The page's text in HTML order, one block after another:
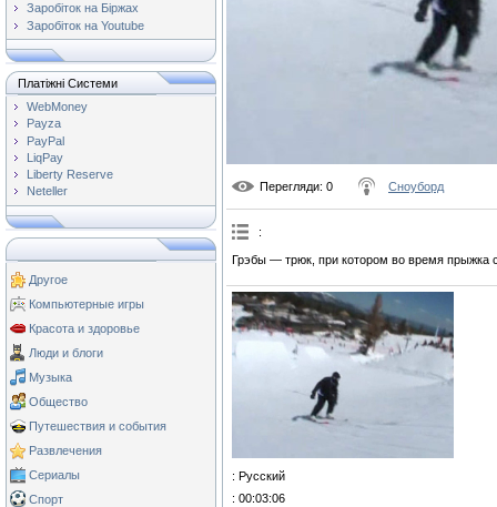
Заробіток на Біржах
Заробіток на Youtube
Платіжні Системи
WebMoney
Payza
PayPal
LiqPay
Liberty Reserve
Neteller
Другое
Компьютерные игры
Красота и здоровье
Люди и блоги
Музыка
Общество
Путешествия и события
Развлечения
Сериалы
Спорт
Перегляди: 0 Сноуборд
:
Грэбы — трюк, при котором во время прыжка
: Русский
: 00:03:06